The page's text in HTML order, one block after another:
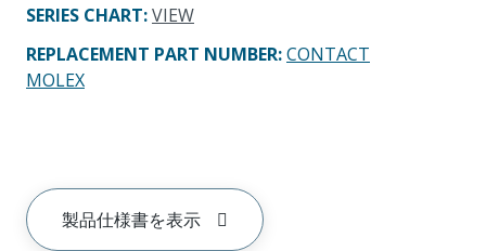
SERIES CHART:VIEW
REPLACEMENT PART NUMBER:CONTACT
MOLEX
製品仕様書を表示